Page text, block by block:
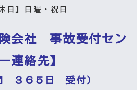
日】日曜・祝日
険会社 事故受付セン
連絡先】
３６５日 受付）